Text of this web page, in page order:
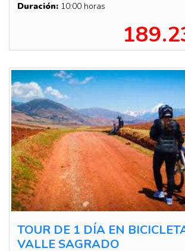
Duración: 10:00 horas
TOUR DE 1 DÍA EN
VALLE SAGRADO